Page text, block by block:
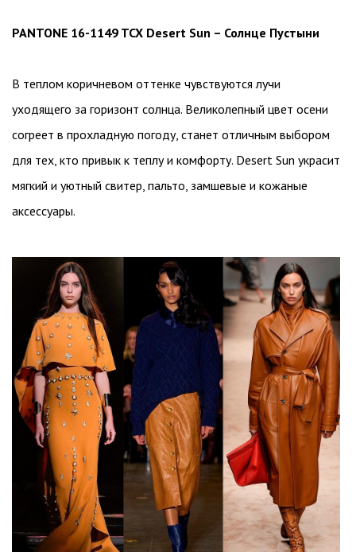
PANTONE 16-1149 TCX Desert Sun – Солнце Пустыни
В теплом коричневом оттенке чувствуются лучи
уходящего за горизонт солнца. Великолепный цвет осени
согреет в прохладную погоду, станет отличным выбором
для тех, кто привык к теплу и комфорту. Desert Sun украсит
мягкий и уютный свитер, пальто, замшевые и кожаные
аксессуары.